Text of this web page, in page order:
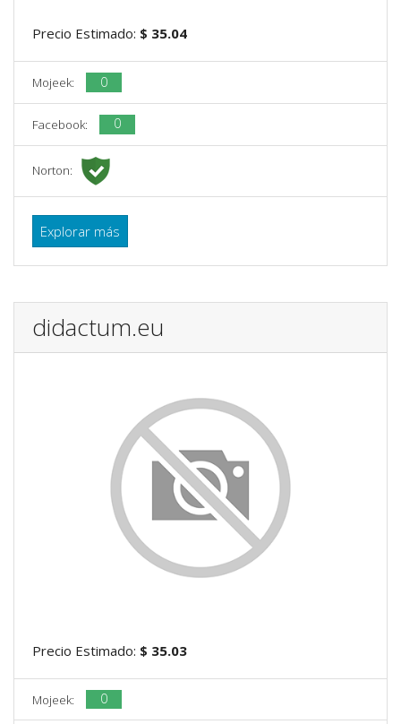
Precio Estimado: $ 35.04
Mojeek: 0
Facebook: 0
Norton:
Explorar más
didactum.eu
Precio Estimado: $ 35.03
Mojeek: 0